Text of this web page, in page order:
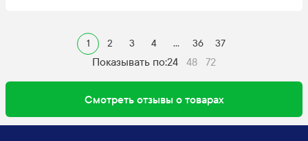
1 2 3 4 ... 36 37
Показывать по:24 48 72
Смотреть отзывы о товарах